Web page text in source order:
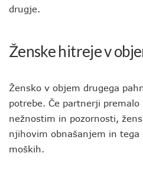
drugje.
Ženske hitreje v
Žensko v objem drugega
potrebe. Če partnerji
nežnostim in pozornosti,
njihovim obnašanjem in tega
moških.